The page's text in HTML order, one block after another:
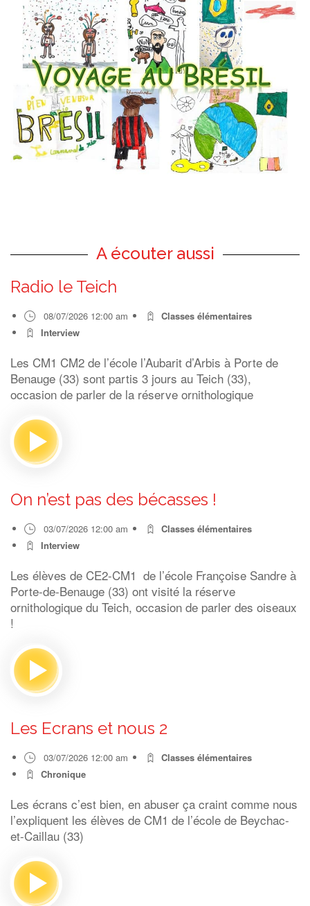
A écouter aussi
Radio le Teich
08/07/2026 12:00 am
Classes élémentaires
Interview
Les CM1 CM2 de l’école l’Aubarit d’Arbis à Porte de
Benauge (33) sont partis 3 jours au Teich (33),
occasion de parler de la réserve ornithologique
On n’est pas des bécasses !
03/07/2026 12:00 am
Classes élémentaires
Interview
Les élèves de CE2-CM1 de l’école Françoise Sandre à
Porte-de-Benauge (33) ont visité la réserve
ornithologique du Teich, occasion de parler des oiseaux
!
Les Ecrans et nous 2
03/07/2026 12:00 am
Classes élémentaires
Chronique
Les écrans c’est bien, en abuser ça craint comme nous
l’expliquent les élèves de CM1 de l’école de Beychac-
et-Caillau (33)